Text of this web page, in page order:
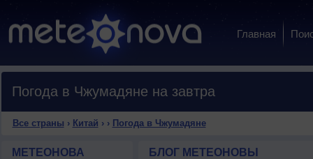
Главная
Погода в Чжумадяне на завтра
Все страны › Китай › › Погода в Чжумадяне
МЕТЕОНОВА БЛОГ МЕТЕОНОВЫ